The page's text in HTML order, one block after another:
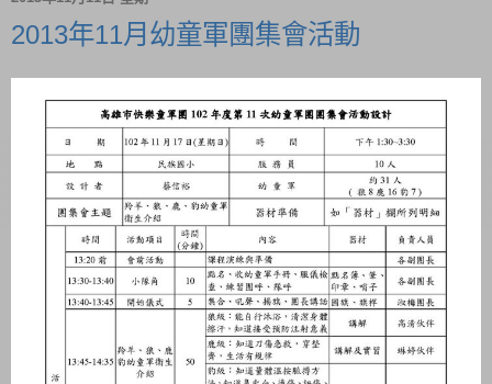
2013年11月幼童軍團集會活動